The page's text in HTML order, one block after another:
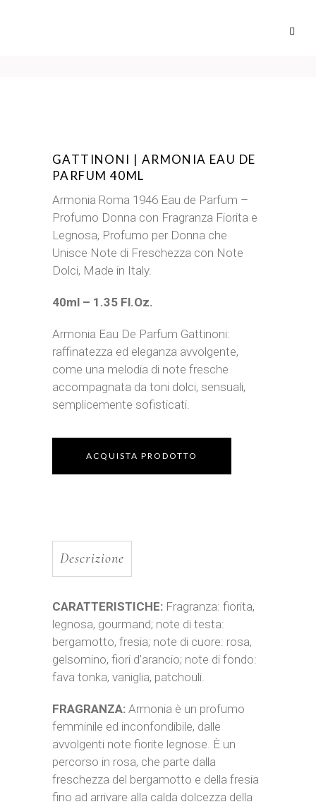
GATTINONI | ARMONIA EAU DE
PARFUM 40ML
Armonia Roma 1946 Eau de Parfum –
Profumo Donna con Fragranza Fiorita e
Legnosa, Profumo per Donna che
Unisce Note di Freschezza con Note
Dolci, Made in Italy.
40ml – 1.35 Fl.Oz.
Armonia Eau De Parfum Gattinoni:
raffinatezza ed eleganza avvolgente,
come una melodia di note fresche
accompagnata da toni dolci, sensuali,
semplicemente sofisticati.
ACQUISTA PRODOTTO
Descrizione
CARATTERISTICHE: Fragranza: fiorita,
legnosa, gourmand; note di testa:
bergamotto, fresia; note di cuore: rosa,
gelsomino, fiori d’arancio; note di fondo:
fava tonka, vaniglia, patchouli.
FRAGRANZA: Armonia è un profumo
femminile ed inconfondibile, dalle
avvolgenti note fiorite legnose. È un
percorso in rosa, che parte dalla
freschezza del bergamotto e della fresia
fino ad arrivare alla calda dolcezza della